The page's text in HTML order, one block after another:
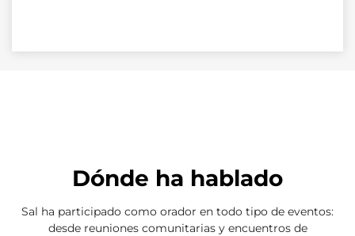
Dónde ha hablado
Sal ha participado como orador en todo tipo de eventos:
desde reuniones comunitarias y encuentros de